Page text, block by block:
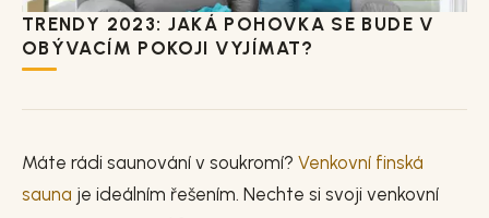
TRENDY 2023: JAKÁ POHOVKA SE BUDE V
OBÝVACÍM POKOJI VYJÍMAT?
Máte rádi saunování v soukromí? Venkovní finská
sauna je ideálním řešením. Nechte si svoji venkovní